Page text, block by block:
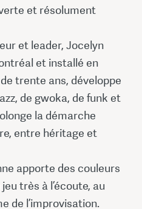
et résolument
et leader, Jocelyn
et installé en
trente ans, développe
de gwoka, de funk et
la démarche
entre héritage et
apporte des couleurs
très à l’écoute, au
de l’improvisation.